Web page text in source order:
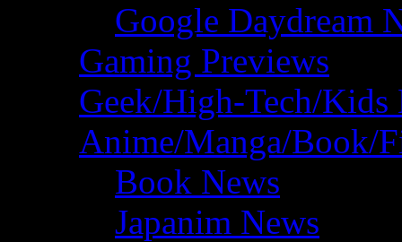
Google Daydream
Gaming Previews
Geek/High-Tech/Kids
Anime/Manga/Book/
Book News
Japanim News